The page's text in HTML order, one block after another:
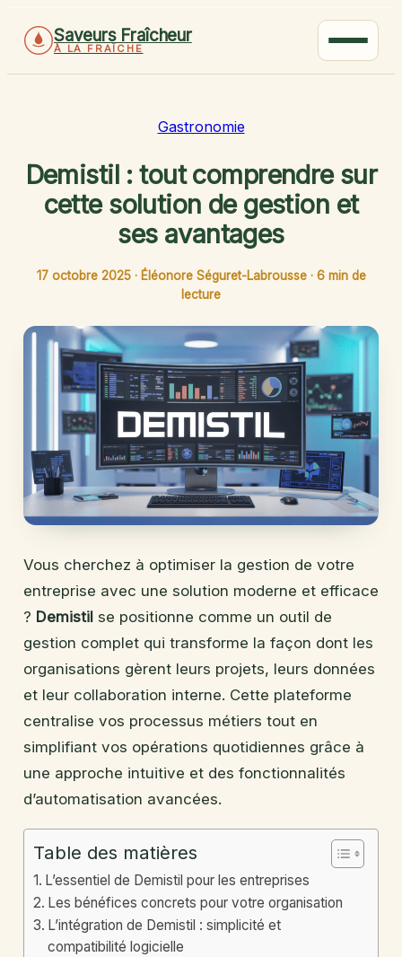
Saveurs Fraîcheur
À LA FRAÎCHE
Gastronomie
Demistil : tout comprendre sur
cette solution de gestion et
ses avantages
17 octobre 2025 · Éléonore Séguret-Labrousse · 6 min de
lecture
Vous cherchez à optimiser la gestion de votre
entreprise avec une solution moderne et efficace
? Demistil se positionne comme un outil de
gestion complet qui transforme la façon dont les
organisations gèrent leurs projets, leurs données
et leur collaboration interne. Cette plateforme
centralise vos processus métiers tout en
simplifiant vos opérations quotidiennes grâce à
une approche intuitive et des fonctionnalités
d’automatisation avancées.
Table des matières
L’essentiel de Demistil pour les entreprises
Les bénéfices concrets pour votre organisation
L’intégration de Demistil : simplicité et
compatibilité logicielle